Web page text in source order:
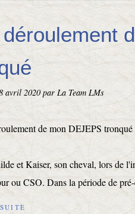
avril 2020par La Team LMs
et Kaiser, son cheval, lors de
ou CSO. Dans la période de